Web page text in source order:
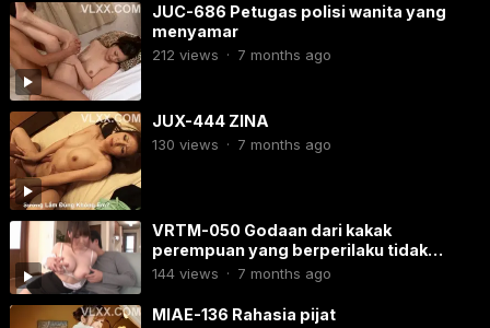
JUC-686 Petugas polisi wanita yang
menyamar
212 views · 7 months ago
JUX-444 ZINA
130 views · 7 months ago
VRTM-050 Godaan dari kakak
perempuan yang berperilaku tidak
senonoh.
144views · 7 months ago
MIAE-136 Rahasia pijat